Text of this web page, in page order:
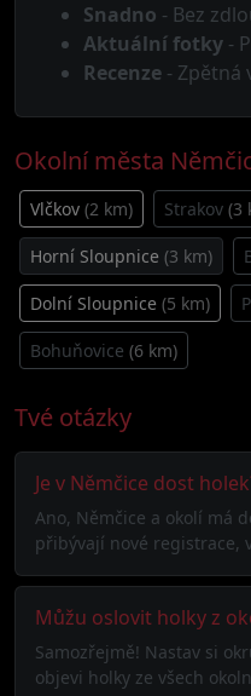
Snadno - Bez
Aktuální fotky -
Recenze - Zpětná
Okolní města
Vlčkov (2 km) Strakov (3
Horní Sloupnice (3 km)
Dolní Sloupnice (5 km)
Bohuňovice (6 km)
Tvé otázky
Je v Němčice dost
Ano, Němčice a okolí má
přibývají nové registrace,
Můžu oslovit holky z
Samozřejmě! Nastav si
objevi holky ze všech